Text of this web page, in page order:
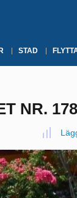
STAD
NR.